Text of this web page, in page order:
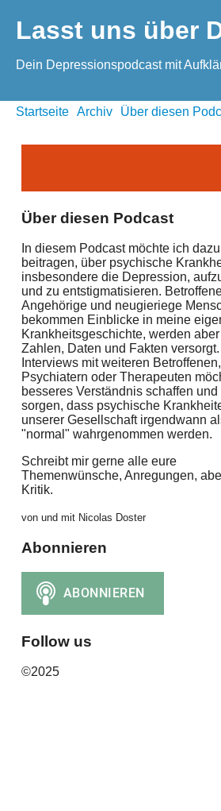
Lasst uns über
Dein Depressionspodcast mit
Startseite Archiv Über diesen
Über diesen Podcast
In diesem Podcast möchte ich dazu
beitragen, über psychische
insbesondere die Depression,
und zu entstigmatisieren.
Angehörige und neugieriege
bekommen Einblicke in meine
Krankheitsgeschichte, werden
Zahlen, Daten und Fakten
Interviews mit weiteren
Psychiatern oder Therapeuten
besseres Verständnis schaffen und
sorgen, dass psychische
unserer Gesellschaft irgendwann
"normal" wahrgenommen werden.
Schreibt mir gerne alle eure
Themenwünsche, Anregungen,
Kritik.
von und mit Nicolas Doster
Abonnieren
Follow us
©2025